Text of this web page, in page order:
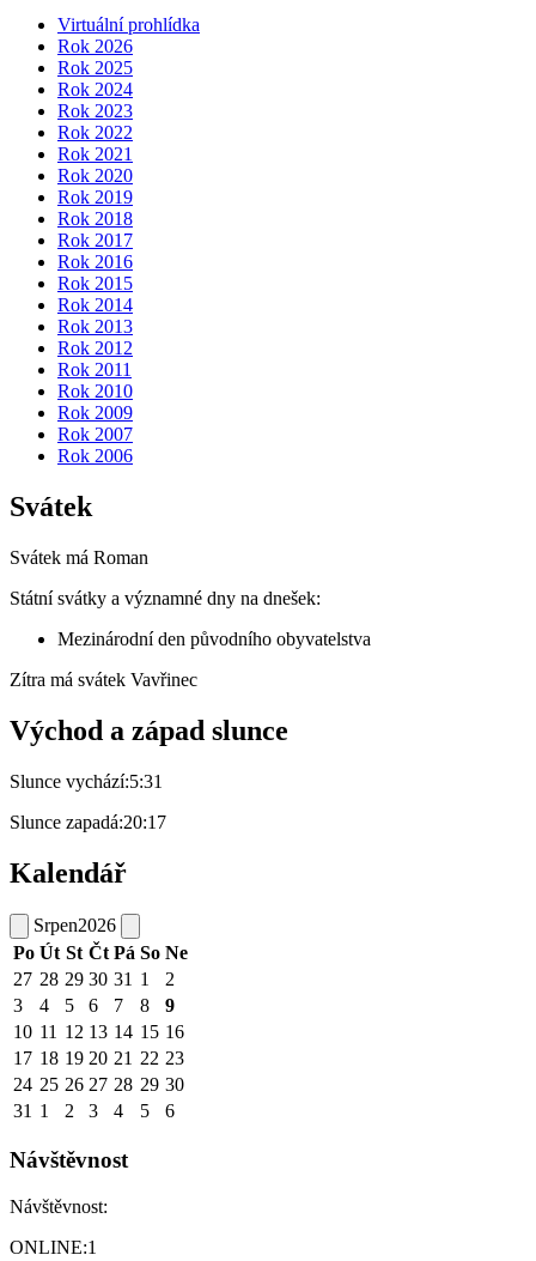
Virtuální prohlídka
Rok 2026
Rok 2025
Rok 2024
Rok 2023
Rok 2022
Rok 2021
Rok 2020
Rok 2019
Rok 2018
Rok 2017
Rok 2016
Rok 2015
Rok 2014
Rok 2013
Rok 2012
Rok 2011
Rok 2010
Rok 2009
Rok 2007
Rok 2006
Svátek
Svátek má Roman
Státní svátky a významné dny na dnešek:
Mezinárodní den původního obyvatelstva
Zítra má svátek Vavřinec
Východ a západ slunce
Slunce vychází:5:31
Slunce zapadá:20:17
Kalendář
Srpen2026
Po Út St Čt Pá So Ne
27 28 29 30 31 1
2
3
4 5 6 7 8
9
10 11 12 13 14 15 16
17 18 19 20 21 22 23
24 25 26 27 28 29 30
31 1 2 3 4 5 6
Návštěvnost
Návštěvnost:
ONLINE:1